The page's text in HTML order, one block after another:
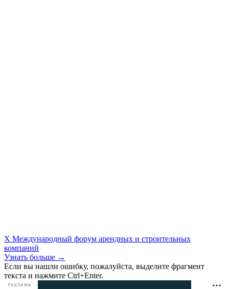
X Международный форум арендных и строительных
компаний
Узнать больше →
Если вы нашли ошибку, пожалуйста, выделите фрагмент
текста и нажмите Ctrl+Enter.
РЕКЛАМА